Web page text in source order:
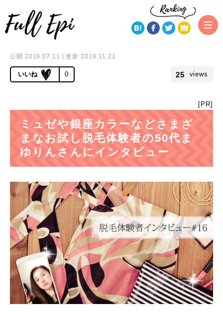
トップページ 脱毛サロン・クリニック体験者インタビュー
ミュゼ
や銀座カラーなど数々のお試し脱毛体験者の50代まゆりんさんにインタビュ
公開 2019.07.11 | 更新 2019.11.21
0 25 views
[PR]
ミュゼや銀座カラーなどさまざ
まなお試し脱毛体験者の50代ま
ゆりんさんにインタビュー